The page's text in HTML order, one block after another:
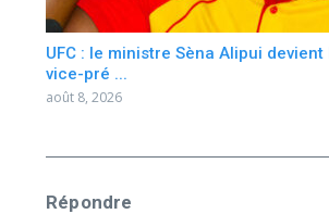
UFC : le ministre Sèna Alipui
vice-pré ...
août 8, 2026
Répondre